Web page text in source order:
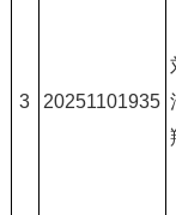
3 20251101935